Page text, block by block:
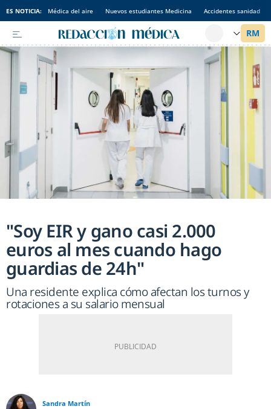
ES NOTICIA: Médica del aire Nuevos estudiantes Medicina Accidentes sanidad
"Soy EIR y gano casi 2.000
euros al mes cuando hago
guardias de 24h"
Una residente explica cómo afectan los turnos y
rotaciones a su salario mensual
Sandra Martín